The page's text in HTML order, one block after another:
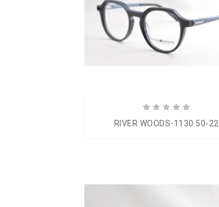
RIVER WOODS-1130 50-22